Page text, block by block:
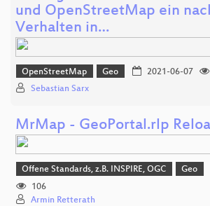
und OpenStreetMap ein
Verhalten in…
OpenStreetMap Geo 2021-06-07
Sebastian Sarx
MrMap - GeoPortal.rlp
Offene Standards, z.B. INSPIRE, OGC Geo
106
Armin Retterath